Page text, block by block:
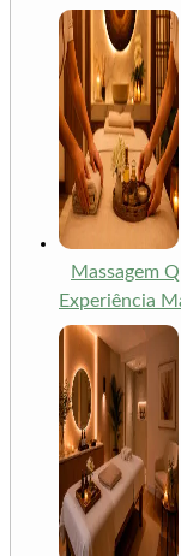
Massagem
Experiência